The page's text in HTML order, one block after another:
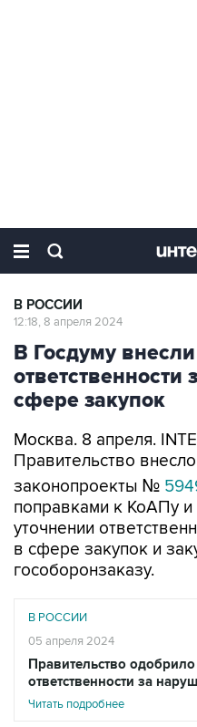
В РОССИИ
12:18, 8 апреля 2024
В Госдуму
сфере закупок
Москва. 8 апреля.
Правительство
законопроекты №
поправками к КоАПу
уточнении
в сфере закупок и
гособоронзаказу.
В РОССИИ
05 апреля 2024
Правительство
ответственности за
Читать подробнее